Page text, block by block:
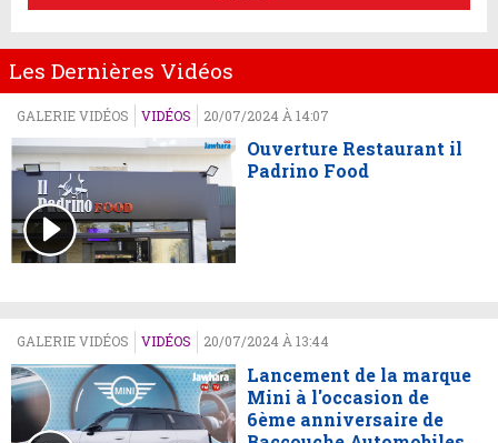
Les Dernières Vidéos
GALERIE VIDÉOS VIDÉOS 20/07/2024 À 14:07
Ouverture Restaurant il
Padrino Food
GALERIE VIDÉOS VIDÉOS 20/07/2024 À 13:44
Lancement de la marque
Mini à l'occasion de
6ème anniversaire de